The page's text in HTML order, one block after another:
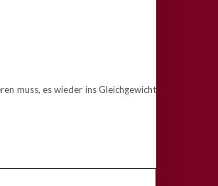
muss, es wieder ins Gleichgewicht